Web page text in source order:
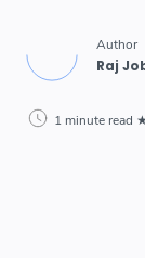
1 minute read